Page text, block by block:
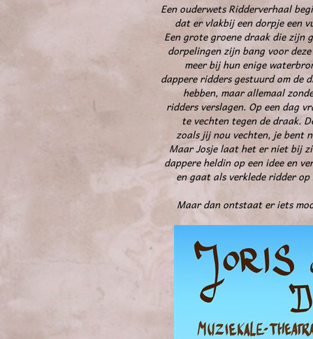
Een ouderwets Ridderverhaal
dat er vlakbij een dorpje een
Een grote groene draak die zijn
dorpelingen zijn bang voor
meer bij hun enige
dappere ridders gestuurd om de
hebben, maar allemaal
ridders verslagen. Op een dag
te vechten tegen de draak.
zoals jij nou vechten, je bent
Maar Josje laat het er niet bij
dappere heldin op een idee en
en gaat als verklede ridder
Maar dan ontstaat er iets